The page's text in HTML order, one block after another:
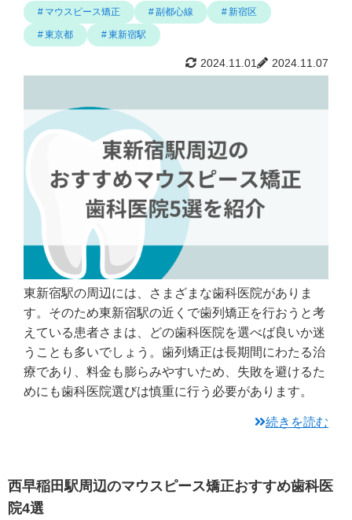
マウスピース矯正 副都心線 新宿区
東京都 東新宿駅
2024.11.07
2024.11.01
東新宿駅の周辺には、さまざまな歯科医院がありま
す。そのため東新宿駅の近くで歯列矯正を行おうと考
えている患者さまは、どの歯科医院を選べば良いか迷
うことも多いでしょう。歯列矯正は長期間にわたる治
療であり、料金も膨らみやすいため、失敗を避けるた
めにも歯科医院選びは慎重に行う必要があります。
続きを読む
西早稲田駅周辺のマウスピース矯正おすすめ歯科医
院4選